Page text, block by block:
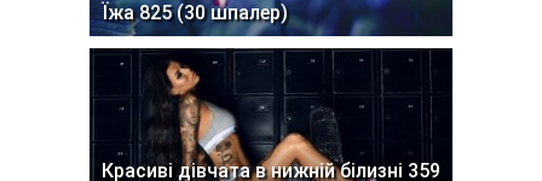
Їжа 825 (30 шпалер)
Красиві дівчата в нижній білизні 359